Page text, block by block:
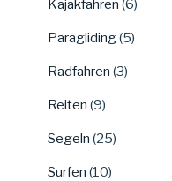
Kajakfahren (6)
Paragliding(5)
Radfahren (3)
Reiten (9)
Segeln (25)
Surfen (10)